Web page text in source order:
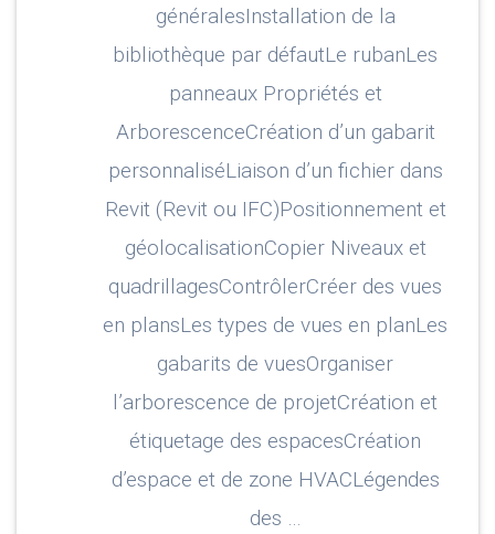
généralesInstallation de la
bibliothèque par défautLe rubanLes
panneaux Propriétés et
ArborescenceCréation d’un gabarit
personnaliséLiaison d’un fichier dans
Revit (Revit ou IFC)Positionnement et
géolocalisationCopier Niveaux et
quadrillagesContrôlerCréer des vues
en plansLes types de vues en planLes
gabarits de vuesOrganiser
l’arborescence de projetCréation et
étiquetage des espacesCréation
d’espace et de zone HVACLégendes
des …